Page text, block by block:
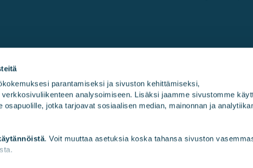
parantamiseksi ja sivuston kehittämiseksi,
analysoimiseen. Lisäksi jaamme sivustomme
osapuolille, jotka tarjoavat sosiaalisen median, mainonnan ja
. Voit muuttaa asetuksia koska tahansa sivuston
TyömmeKulttuuri